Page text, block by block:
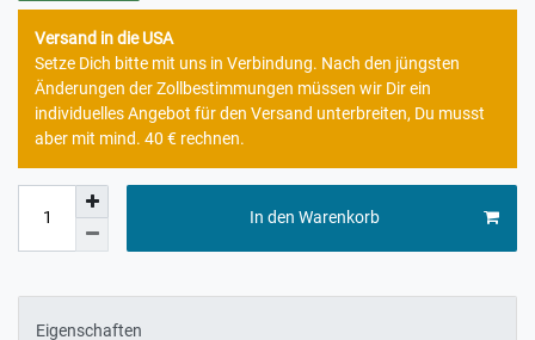
Versand in die USA
Setze Dich bitte mit uns in Verbindung. Nach den jüngsten
Änderungen der Zollbestimmungen müssen wir Dir ein
individuelles Angebot für den Versand unterbreiten, Du musst
aber mit mind. 40 € rechnen.
In den Warenkorb
Eigenschaften